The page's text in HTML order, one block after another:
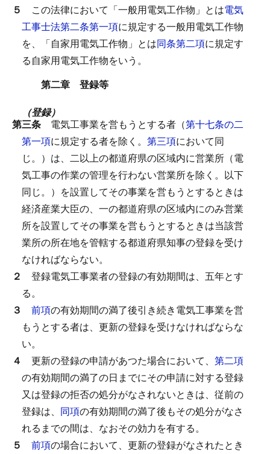
５ この法律において「一般用電気工作物」とは電気
工事士法第二条第一項に規定する一般用電気工作物
を、「自家用電気工作物」とは同条第二項に規定す
る自家用電気工作物をいう。
第二章 登録等
（登録）
第三条 電気工事業を営もうとする者（第十七条の二
第一項に規定する者を除く。 第三項において同
じ。）は、二以上の都道府県の区域内に営業所（電
気工事の作業の管理を行わない営業所を除く。以下
同じ。）を設置してその事業を営もうとするときは
経済産業大臣の、一の都道府県の区域内にのみ営業
所を設置してその事業を営もうとするときは当該営
業所の所在地を管轄する都道府県知事の登録を受け
なければならない。
２ 登録電気工事業者の登録の有効期間は、五年とす
る。
３ 前項の有効期間の満了後引き続き電気工事業を営
もうとする者は、更新の登録を受けなければならな
い。
４ 更新の登録の申請があつた場合において、 第二項
の有効期間の満了の日までにその申請に対する登録
又は登録の拒否の処分がなされないときは、従前の
登録は、 同項の有効期間の満了後もその処分がなさ
れるまでの間は、なおその効力を有する。
５ 前項の場合において、更新の登録がなされたとき